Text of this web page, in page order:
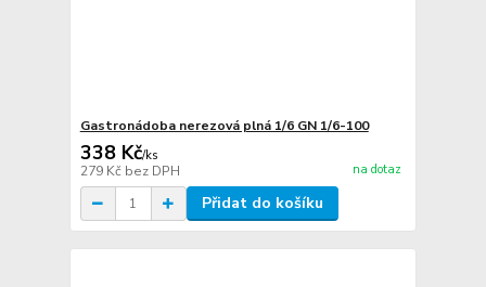
Gastronádoba nerezová plná 1/6 GN 1/6-100
338 Kč/ks
279 Kč bez DPH na dotaz
Přidat do košíku